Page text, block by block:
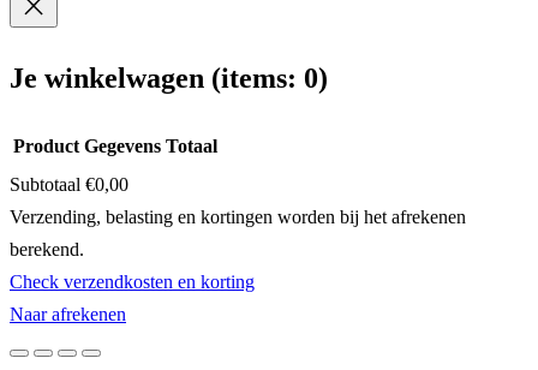
Je winkelwagen (items: 0)
Producten
in
winkelwagen
Product Gegevens Totaal
Subtotaal €0,00
Verzending, belasting en kortingen worden bij het afrekenen
berekend.
Check verzendkosten en korting
Naar afrekenen